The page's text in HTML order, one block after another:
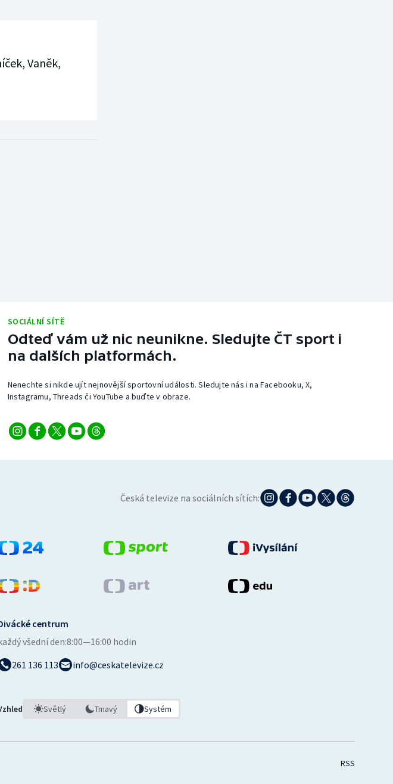
Vaněk,
SOCIÁLNÍ SÍTĚ
Odteď vám už nic neunikne. Sledujte ČT sport i
na dalších platformách.
Nenechte si nikde ujít nejnovější sportovní události. Sledujte nás i na Facebooku, X,
Instagramu, Threads či YouTube a buďte v obraze.
Česká televize na sociálních sítích:
centrum
všední den:8:00—16:00 hodin
261 136 113
info@ceskatelevize.cz
Světlý Tmavý Systém
RSS